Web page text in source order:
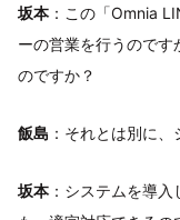
坂本 ：この「Omnia
ーの営業を行うので
のですか？
飯島 ：それとは別に、
坂本 ：システムを導